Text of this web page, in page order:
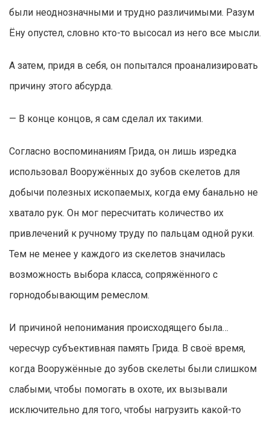
были неоднозначными и трудно различимыми. Разум
Ёну опустел, словно кто-то высосал из него все мысли.
А затем, придя в себя, он попытался проанализировать
причину этого абсурда.
— В конце концов, я сам сделал их такими.
Согласно воспоминаниям Грида, он лишь изредка
использовал Вооружённых до зубов скелетов для
добычи полезных ископаемых, когда ему банально не
хватало рук. Он мог пересчитать количество их
привлечений к ручному труду по пальцам одной руки.
Тем не менее у каждого из скелетов значилась
возможность выбора класса, сопряжённого с
горнодобывающим ремеслом.
И причиной непонимания происходящего была…
чересчур субъективная память Грида. В своё время,
когда Вооружённые до зубов скелеты были слишком
слабыми, чтобы помогать в охоте, их вызывали
исключительно для того, чтобы нагрузить какой-то